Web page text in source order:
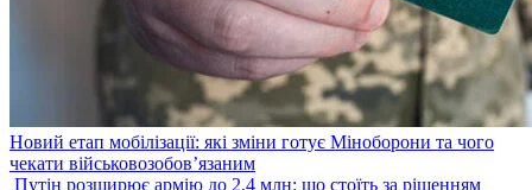
Новий етап мобілізації: які зміни готує Міноборони та чого
чекати військовозобов’язаним
Путін розширює армію до 2,4 млн: що стоїть за рішенням